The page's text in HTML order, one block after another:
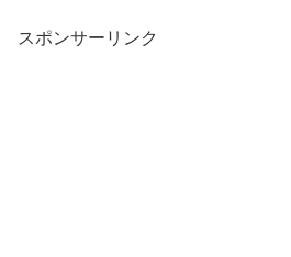
スポンサーリンク